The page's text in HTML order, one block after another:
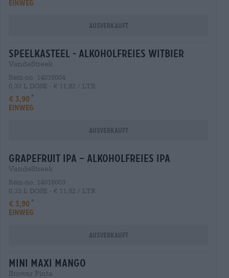
EINWEG
Ausverkauft
speelkasteel - alkoholfreies witbier
VandeStreek
Item-no. 14015004
0,33 L DOSE - € 11,82 / LTR
€ 3,90
EINWEG
Ausverkauft
grapefruit ipa – alkoholfreies ipa
VandeStreek
Item-no. 14015003
0,33 L DOSE - € 11,82 / LTR
€ 3,90
EINWEG
Ausverkauft
mini maxi mango
Browar Pinta